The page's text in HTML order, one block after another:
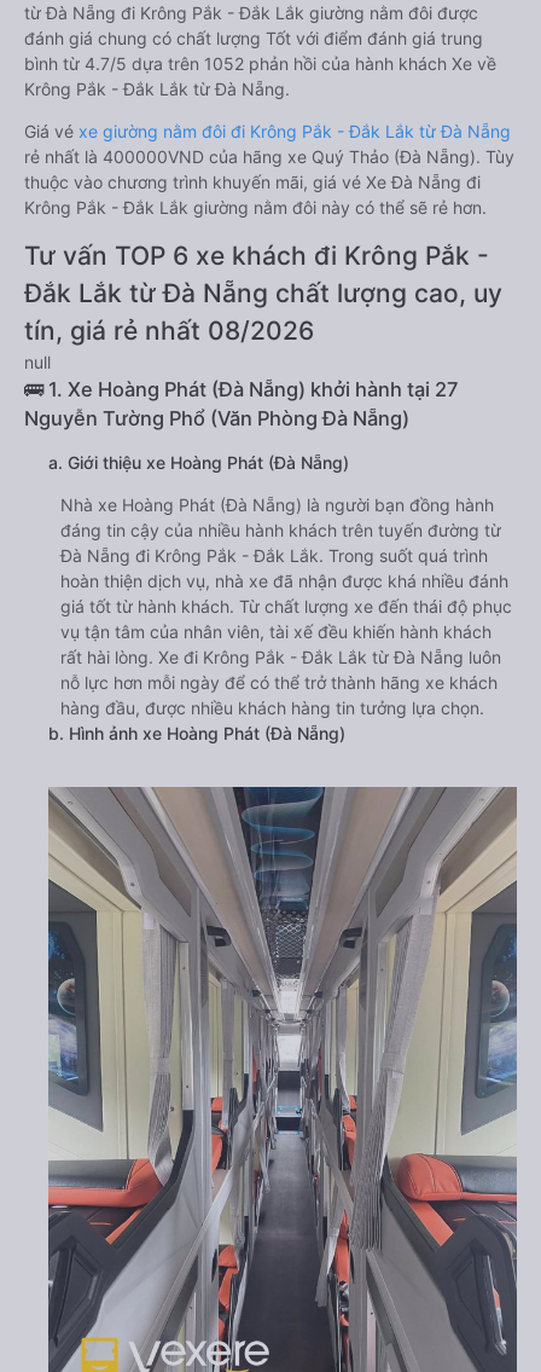
từ Đà Nẵng đi Krông Pắk - Đắk Lắk giường nằm đôi được
đánh giá chung có chất lượng Tốt với điểm đánh giá trung
bình từ 4.7/5 dựa trên 1052 phản hồi của hành khách Xe về
Krông Pắk - Đắk Lắk từ Đà Nẵng.
Giá vé xe giường nằm đôi đi Krông Pắk - Đắk Lắk từ Đà Nẵng
rẻ nhất là 400000VND của hãng xe Quý Thảo (Đà Nẵng). Tùy
thuộc vào chương trình khuyến mãi, giá vé Xe Đà Nẵng đi
Krông Pắk - Đắk Lắk giường nằm đôi này có thể sẽ rẻ hơn.
Tư vấn TOP 6 xe khách đi Krông Pắk -
Đắk Lắk từ Đà Nẵng chất lượng cao, uy
tín, giá rẻ nhất 08/2026
null
🚌 1. Xe Hoàng Phát (Đà Nẵng) khởi hành tại 27
Nguyễn Tường Phổ (Văn Phòng Đà Nẵng)
a. Giới thiệu xe Hoàng Phát (Đà Nẵng)
Nhà xe Hoàng Phát (Đà Nẵng) là người bạn đồng hành
đáng tin cậy của nhiều hành khách trên tuyến đường từ
Đà Nẵng đi Krông Pắk - Đắk Lắk. Trong suốt quá trình
hoàn thiện dịch vụ, nhà xe đã nhận được khá nhiều đánh
giá tốt từ hành khách. Từ chất lượng xe đến thái độ phục
vụ tận tâm của nhân viên, tài xế đều khiến hành khách
rất hài lòng. Xe đi Krông Pắk - Đắk Lắk từ Đà Nẵng luôn
nỗ lực hơn mỗi ngày để có thể trở thành hãng xe khách
hàng đầu, được nhiều khách hàng tin tưởng lựa chọn.
b. Hình ảnh xe Hoàng Phát (Đà Nẵng)